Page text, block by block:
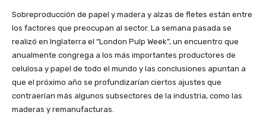
Sobreproducción de papel y madera y alzas de fletes están entre
los factores que preocupan al sector. La semana pasada se
realizó en Inglaterra el “London Pulp Week”, un encuentro que
anualmente congrega a los más importantes productores de
celulosa y papel de todo el mundo y las conclusiones apuntan a
que el próximo año se profundizarían ciertos ajustes que
contraerían más algunos subsectores de la industria, como las
maderas y remanufacturas.